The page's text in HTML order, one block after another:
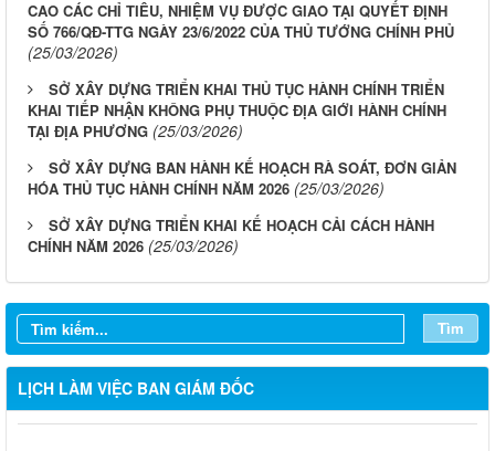
CAO CÁC CHỈ TIÊU, NHIỆM VỤ ĐƯỢC GIAO TẠI QUYẾT ĐỊNH
SỐ 766/QĐ-TTG NGÀY 23/6/2022 CỦA THỦ TƯỚNG CHÍNH PHỦ
(25/03/2026)
SỞ XÂY DỰNG TRIỂN KHAI THỦ TỤC HÀNH CHÍNH TRIỂN
KHAI TIẾP NHẬN KHÔNG PHỤ THUỘC ĐỊA GIỚI HÀNH CHÍNH
TẠI ĐỊA PHƯƠNG (25/03/2026)
SỞ XÂY DỰNG BAN HÀNH KẾ HOẠCH RÀ SOÁT, ĐƠN GIẢN
HÓA THỦ TỤC HÀNH CHÍNH NĂM 2026 (25/03/2026)
SỞ XÂY DỰNG TRIỂN KHAI KẾ HOẠCH CẢI CÁCH HÀNH
CHÍNH NĂM 2026 (25/03/2026)
Tìm
LỊCH LÀM VIỆC BAN GIÁM ĐỐC